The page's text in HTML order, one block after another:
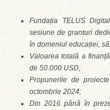
Fundația TELUS
sesiune de granturi
în domeniul educației,
Valoarea totală a
de 50.000 USD;
Propunerile de
octombrie 2024;
Din 2016 până în